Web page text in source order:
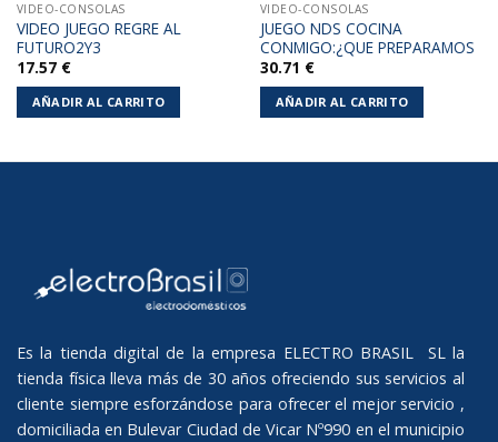
VIDEO-CONSOLAS
VIDEO JUEGO REGRE AL
FUTURO2Y3
17.57 €
AÑADIR AL CARRITO
VIDEO-CONSOLAS
JUEGO NDS COCINA
CONMIGO:¿QUE PREPARAMOS
30.71 €
AÑADIR AL CARRITO
Es la tienda digital de la empresa ELECTRO BRASIL SL la
tienda física lleva más de 30 años ofreciendo sus servicios al
cliente siempre esforzándose para ofrecer el mejor servicio ,
domiciliada en Bulevar Ciudad de Vicar Nº990 en el municipio